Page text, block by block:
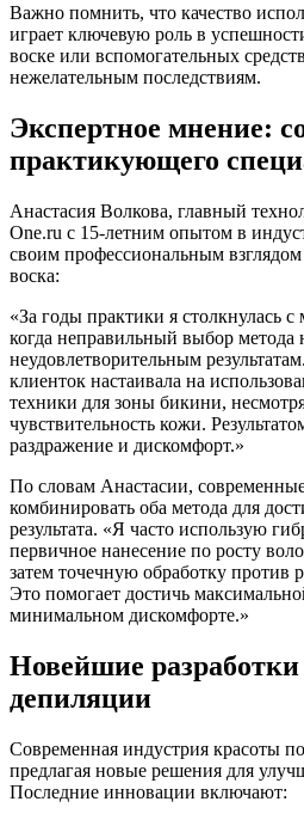
Важно помнить, что качество
играет ключевую роль в
воске или вспомогательных
нежелательным последствиям.
Экспертное мнение:
практикующего
Анастасия Волкова, главный
One.ru с 15-летним опытом в
своим профессиональным
воска:
«За годы практики я столкнулась
когда неправильный выбор метода
неудовлетворительным
клиенток настаивала на
техники для зоны бикини,
чувствительность кожи.
раздражение и дискомфорт.»
По словам Анастасии,
комбинировать оба метода для
результата. «Я часто использую
первичное нанесение по росту
затем точечную обработку против
Это помогает достичь
минимальном дискомфорте.»
Новейшие разработки
депиляции
Современная индустрия красоты
предлагая новые решения для
Последние инновации включают: